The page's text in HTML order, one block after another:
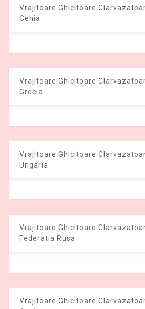
Vrajitoare Ghicitoare
Cehia
Vrajitoare Ghicitoare
Grecia
Vrajitoare Ghicitoare
Ungaria
Vrajitoare Ghicitoare
Federatia Rusa
Vrajitoare Ghicitoare